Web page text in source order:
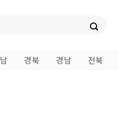
경북 경남 전북